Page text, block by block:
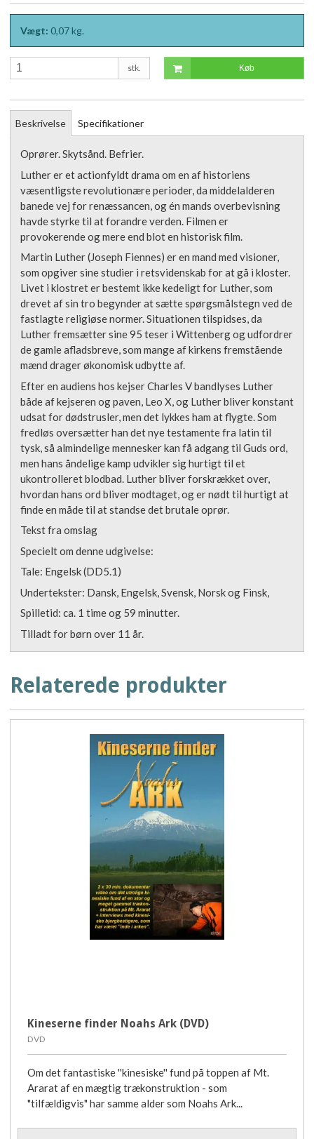
Vægt: 0,07kg.
stk. Køb
Beskrivelse Specifikationer
Oprører. Skytsånd. Befrier.
Luther er et actionfyldt drama om en af historiens
væsentligste revolutionære perioder, da middelalderen
banede vej for renæssancen, og én mands overbevisning
havde styrke til at forandre verden. Filmen er
provokerende og mere end blot en historisk film.
Martin Luther (Joseph Fiennes) er en mand med visioner,
som opgiver sine studier i retsvidenskab for at gå i kloster.
Livet i klostret er bestemt ikke kedeligt for Luther, som
drevet af sin tro begynder at sætte spørgsmålstegn ved de
fastlagte religiøse normer. Situationen tilspidses, da
Luther fremsætter sine 95 teser i Wittenberg og udfordrer
de gamle afladsbreve, som mange af kirkens fremstående
mænd drager økonomisk udbytte af.
Efter en audiens hos kejser Charles V bandlyses Luther
både af kejseren og paven, Leo X, og Luther bliver konstant
udsat for dødstrusler, men det lykkes ham at flygte. Som
fredløs oversætter han det nye testamente fra latin til
tysk, så almindelige mennesker kan få adgang til Guds ord,
men hans åndelige kamp udvikler sig hurtigt til et
ukontrolleret blodbad. Luther bliver forskrækket over,
hvordan hans ord bliver modtaget, og er nødt til hurtigt at
finde en måde til at standse det brutale oprør.
Tekst fra omslag
Specielt om denne udgivelse:
Tale: Engelsk (DD5.1)
Undertekster: Dansk, Engelsk, Svensk, Norsk og Finsk,
Spilletid: ca. 1 time og 59 minutter.
Tilladt for børn over 11 år.
Relaterede produkter
Kineserne finder Noahs Ark (DVD)
DVD
Om det fantastiske ''kinesiske'' fund på toppen af Mt.
Ararat af en mægtig trækonstruktion - som
"tilfældigvis" har samme alder som Noahs Ark...